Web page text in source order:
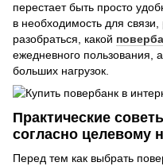
перестает быть просто
в необходимость для
разобраться, какой
ежедневного пользования,
больших нагрузок.
Практические
согласно целевому
Перед тем как выбрать